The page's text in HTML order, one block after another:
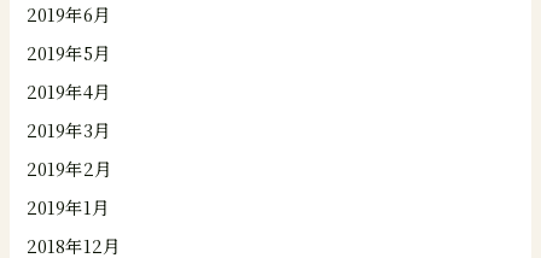
2019年6月
2019年5月
2019年4月
2019年3月
2019年2月
2019年1月
2018年12月